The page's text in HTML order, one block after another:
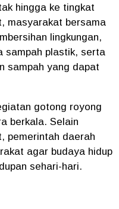
hingga ke tingkat
masyarakat bersama
lingkungan,
sampah plastik, serta
sampah yang dapat
gotong royong
berkala. Selain
pemerintah daerah
agar budaya hidup
sehari-hari.